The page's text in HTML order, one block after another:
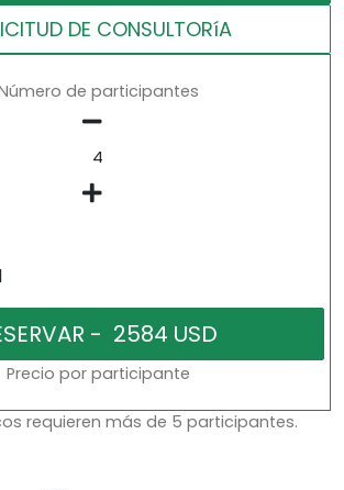
DE CONSULTORíA
de participantes
Precio por participante
requieren más de 5 participantes.